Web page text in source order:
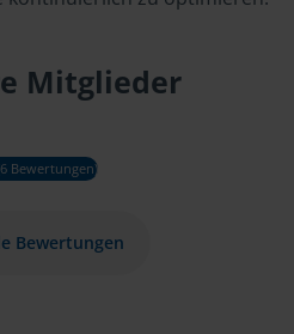
Mitglieder
Bewertungen)
Bewertungen